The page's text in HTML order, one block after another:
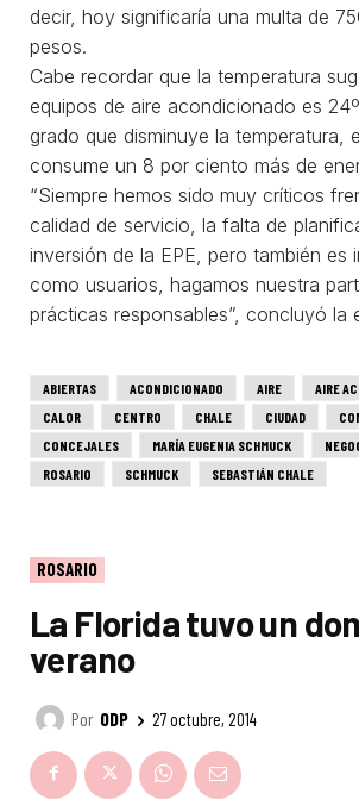
decir, hoy significaría una multa de
pesos.
Cabe recordar que la temperatura
equipos de aire acondicionado es
grado que disminuye la temperatura,
consume un 8 por ciento más de
“Siempre hemos sido muy críticos
calidad de servicio, la falta de
inversión de la EPE, pero también es
como usuarios, hagamos nuestra
prácticas responsables”, concluyó la
ABIERTAS ACONDICIONADO AIRE
AIRE
CALOR
CENTRO CHALE CIUDAD
CONCEJALES
MARÍA EUGENIA SCHMUCK
ROSARIO
SCHMUCK SEBASTIÁN CHALE